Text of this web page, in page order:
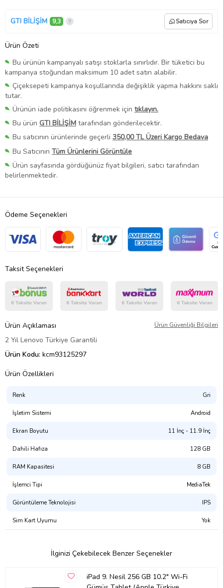
GTI BİLİŞİM 9,3 Satıcıya Sor
Ürün Özeti
Bu ürünün kampanyalı satışı stoklarla sınırlıdır. Bir tüketici bu
kampanya stoğundan maksimum 10 adet satın alabilir.
Çiçeksepeti kampanya koşullarında değişiklik yapma hakkını saklı
tutar.
Ürünün iade politikasını öğrenmek için tıklayın.
Bu ürün GTI BİLİŞİM tarafından gönderilecektir.
Bu satıcının ürünlerinde geçerli 350,00 TL Üzeri Kargo Bedava
Bu Satıcının Tüm Ürünlerini Görüntüle
Ürün sayfasında gördüğünüz fiyat bilgileri, satıcı tarafından
belirlenmektedir.
Ödeme Seçenekleri
Taksit Seçenekleri
Ürün Açıklaması Ürün Güvenliği Bilgileri
2 Yıl Lenovo Türkiye Garantili
Ürün Kodu: kcm93125297
Ürün Özellikleri
Renk Gri
İşletim Sistemi Android
Ekran Boyutu 11 İnç - 11.9 İnç
Dahili Hafıza 128 GB
RAM Kapasitesi 8 GB
İşlemci Tipi MediaTek
Görüntüleme Teknolojisi IPS
Sim Kart Uyumu Yok
İlginizi Çekebilecek Benzer Seçenekler
iPad 9. Nesil 256 GB 10.2" Wi-Fi